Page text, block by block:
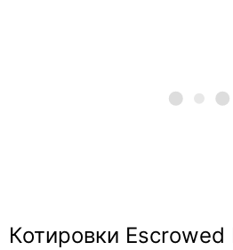
Котировки Escrowed